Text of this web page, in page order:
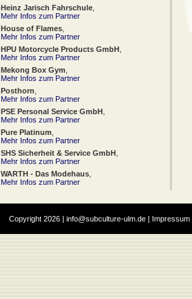
Heinz Jarisch Fahrschule,
Mehr Infos zum Partner
House of Flames,
Mehr Infos zum Partner
HPU Motorcycle Products GmbH,
Mehr Infos zum Partner
Mekong Box Gym
Mehr Infos zum Partner
Posthorn
Mehr Infos zum Partner
PSE Personal Service GmbH,
Mehr Infos zum Partner
Pure Platinum
Mehr Infos zum Partner
SHS Sicherheit & Service GmbH,
Mehr Infos zum Partner
WARTH - Das Modehaus,
Mehr Infos zum Partner
Copyright 2026 | info@subculture-ulm.de| Impressum